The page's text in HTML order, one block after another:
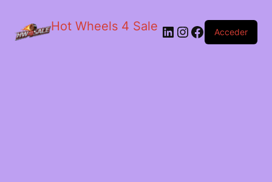
Hot Wheels 4 Sale LinkedIn
Instagram
Facebook
Acceder